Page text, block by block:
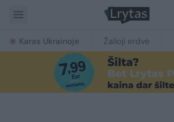
Karas Ukrainoje Žalioji erdvė